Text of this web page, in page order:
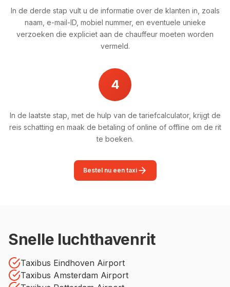
In de derde stap vult u de informatie over de klanten in, zoals
naam, e-mail-ID, mobiel nummer, en eventuele unieke
verzoeken die expliciet aan de chauffeur moeten worden
vermeld.
4
In de laatste stap, met de hulp van de tariefcalculator, krijgt de
reis schatting en maak de betaling of online of offline om de rit
te boeken.
Bestel nu een taxi
Snelle luchthavenrit
Taxibus Eindhoven Airport
Taxibus Amsterdam Airport